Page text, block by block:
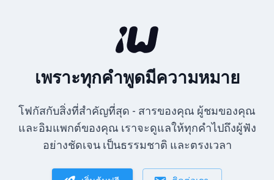
เพราะทุกคำพูดมีความหมาย
โฟกัสกับสิ่งที่สำคัญที่สุด - สารของคุณ ผู้ชมของคุณ
และอิมแพกต์ของคุณ เราจะดูแลให้ทุกคำไปถึงผู้ฟัง
อย่างชัดเจน เป็นธรรมชาติ และตรงเวลา